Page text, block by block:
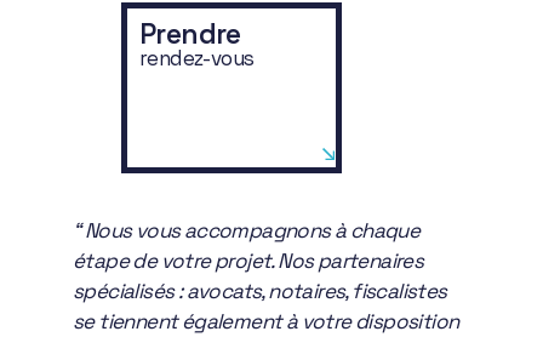
Prendre
rendez-vous
“ Nous vous accompagnons à chaque
étape de votre projet. Nos partenaires
spécialisés : avocats, notaires, fiscalistes
se tiennent également à votre disposition